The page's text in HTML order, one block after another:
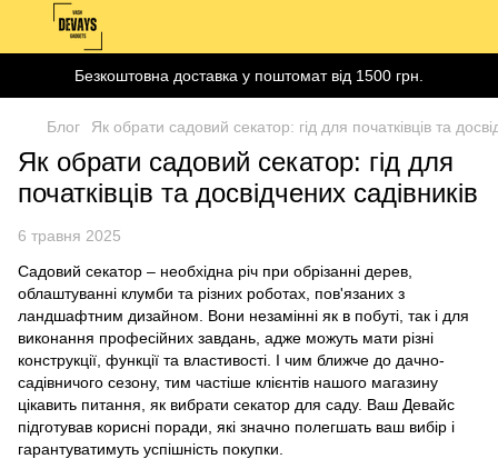
Безкоштовна доставка у поштомат від 1500 грн.
Блог Як обрати садовий секатор: гід для початківців та
Як обрати садовий секатор: гід для
початківців та досвідчених садівників
6 травня 2025
Садовий секатор – необхідна річ при обрізанні дерев,
облаштуванні клумби та різних роботах, пов'язаних з
ландшафтним дизайном. Вони незамінні як в побуті, так і для
виконання професійних завдань, адже можуть мати різні
конструкції, функції та властивості. І чим ближче до дачно-
садівничого сезону, тим частіше клієнтів нашого магазину
цікавить питання, як вибрати секатор для саду. Ваш Девайс
підготував корисні поради, які значно полегшать ваш вибір і
гарантуватимуть успішність покупки.